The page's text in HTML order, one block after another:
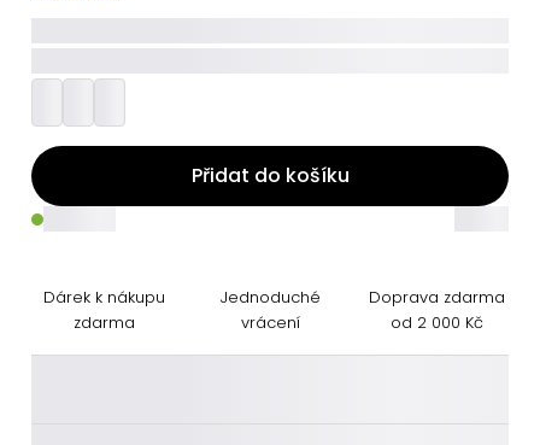
Přidat do košíku
Dárek k nákupu
zdarma
Jednoduché
vrácení
Doprava zdarma
od 2 000 Kč